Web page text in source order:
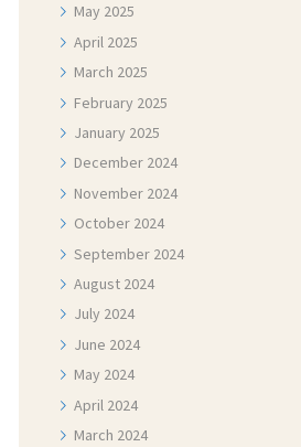
May 2025
April 2025
March 2025
February 2025
January 2025
December 2024
November 2024
October 2024
September 2024
August 2024
July 2024
June 2024
May 2024
April 2024
March 2024